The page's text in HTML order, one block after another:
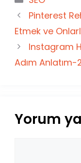
Pinterest
Etmek ve
Instagram
Adım Anlatım-
Yorum